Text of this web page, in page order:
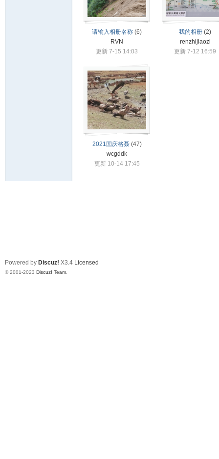
请输入相册名称 (6)
RVN
更新 7-15 14:03
我的相册 (2)
renzhijiaozi
更新 7-12 16:59
2021国庆格聂(47)
wcgddk
更新 10-14 17:45
Powered by Discuz! X3.4 Licensed
© 2001-2023 Discuz! Team